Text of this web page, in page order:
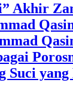
Akhir
Suci